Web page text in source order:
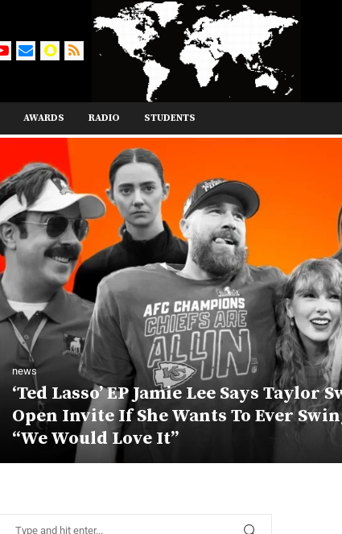
AWARDS RADIO STUDENTS
news
‘Ted Lasso’ EP Jamie Lee Says Taylor
Open Invite If She Wants To Ever
“We Would Love It”